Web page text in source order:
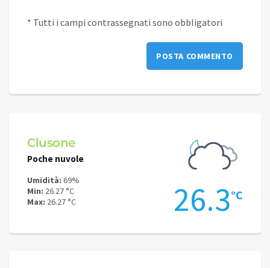
* Tutti i campi contrassegnati sono obbligatori
Clusone
Poche nuvole
Umidità: 69%
Min: 26.27 °C
Max: 26.27 °C 26.3°C